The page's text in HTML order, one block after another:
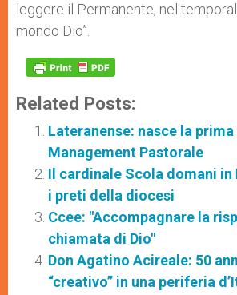
leggere il Permanente, nel
mondo Dio”.
Related Posts:
Lateranense: nasce la
Management Pastorale
Il cardinale Scola domani
i preti della diocesi
Ccee: "Accompagnare la
chiamata di Dio"
Don Agatino Acireale: 50
“creativo” in una periferia